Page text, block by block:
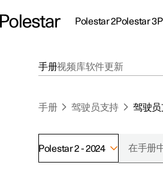
Polestar 2Polestar 3
手册视频库软件更新
手册 驾驶员支持 驾驶
Polestar 2 - 2024